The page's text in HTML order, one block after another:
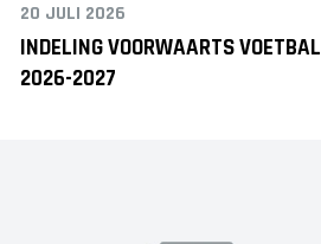
20 JULI 2026
INDELING VOORWAARTS VOETBAL
2026-2027